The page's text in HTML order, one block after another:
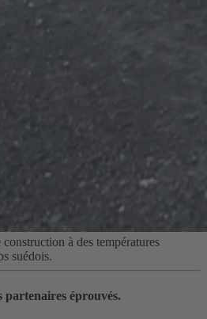
à des températures
suédois.
partenaires éprouvés.